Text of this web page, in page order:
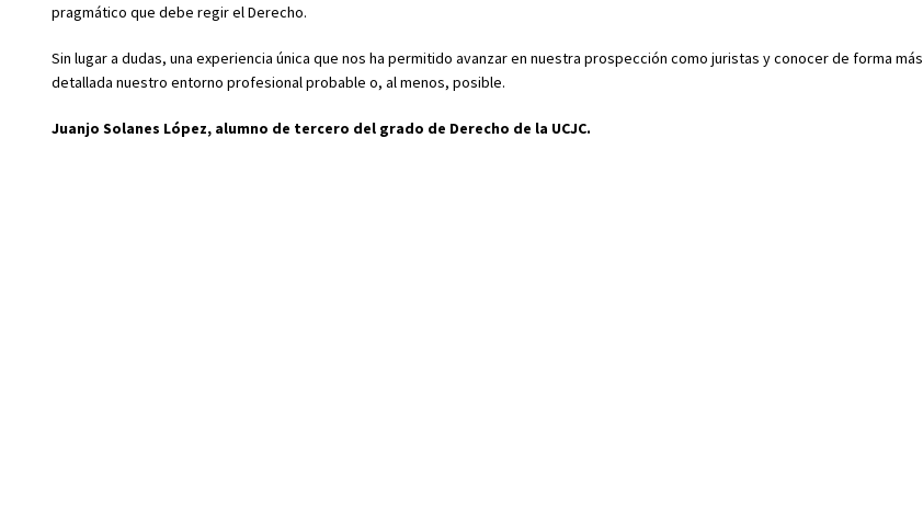
pragmático que debe regir el Derecho.
Sin lugar a dudas, una experiencia única que nos ha permitido avanzar en nuestra prospección como juristas y conocer de forma más
detallada nuestro entorno profesional probable o, al menos, posible.
Juanjo Solanes López, alumno de tercero del grado de Derecho de la UCJC.